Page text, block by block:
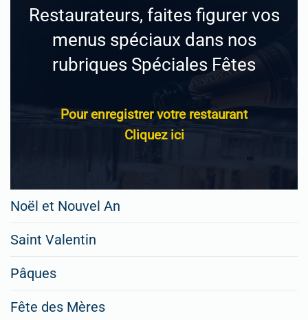
Restaurateurs, faites figurer vos
menus spéciaux dans nos
rubriques Spéciales Fêtes
Pour enregistrer votre restaurant
Cliquez ici
Noël et Nouvel An
Saint Valentin
Pâques
Fête des Mères